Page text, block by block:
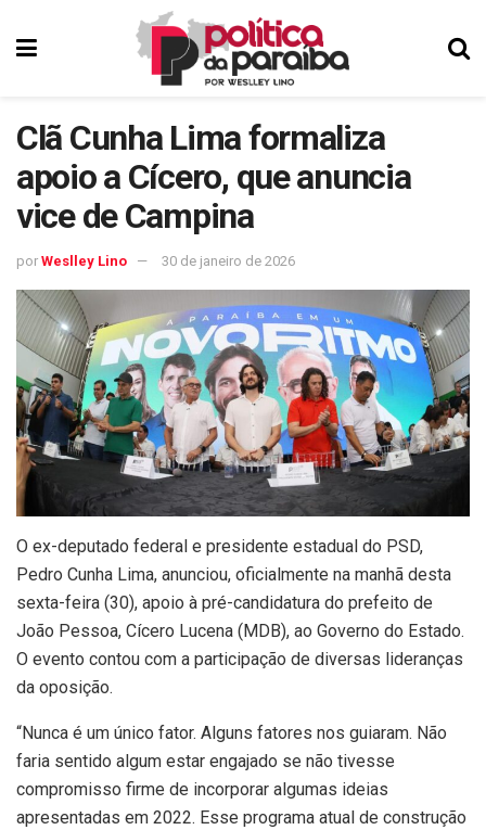
Clã Cunha Lima formaliza
apoio a Cícero, que anuncia
vice de Campina
por Weslley Lino 30 de janeiro de 2026
O ex-deputado federal e presidente estadual do PSD,
Pedro Cunha Lima, anunciou, oficialmente na manhã desta
sexta-feira (30), apoio à pré-candidatura do prefeito de
João Pessoa, Cícero Lucena (MDB), ao Governo do Estado.
O evento contou com a participação de diversas lideranças
da oposição.
“Nunca é um único fator. Alguns fatores nos guiaram. Não
faria sentido algum estar engajado se não tivesse
compromisso firme de incorporar algumas ideias
apresentadas em 2022. Esse programa atual de construção